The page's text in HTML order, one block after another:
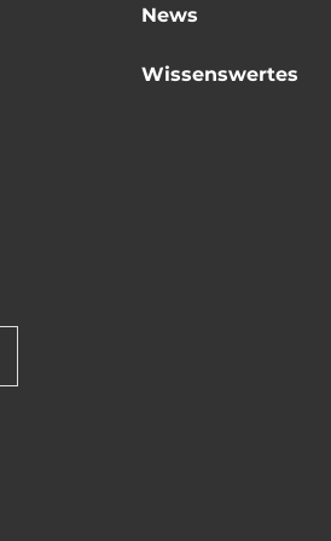
News
Wissenswertes